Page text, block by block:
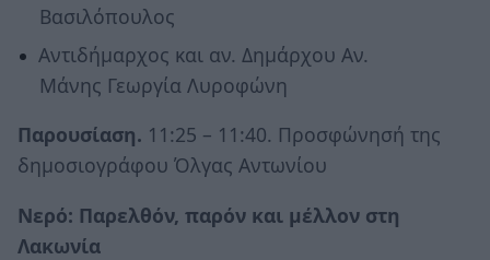
Βασιλόπουλος
Αντιδήμαρχος και αν. Δημάρχου Αν.
Μάνης Γεωργία Λυροφώνη
Παρουσίαση. 11:25 – 11:40. Προσφώνησή της
δημοσιογράφου Όλγας Αντωνίου
Νερό: Παρελθόν, παρόν και μέλλον στη
Λακωνία